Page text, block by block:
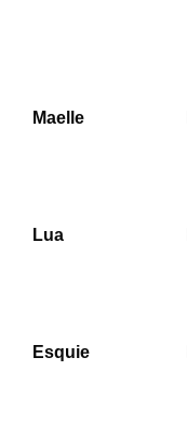
Maelle
Lua
Esquie